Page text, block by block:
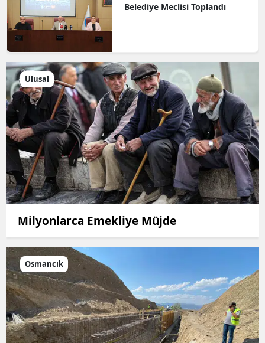
Belediye Meclisi Toplandı
Ulusal
Milyonlarca Emekliye Müjde
Osmancık